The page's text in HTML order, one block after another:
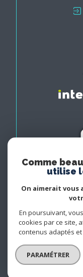
© 2026 | TOUS
NOS HONORAIRES
PLAN
Comme
utilise
On aimerait vous
En poursuivant,
cookies par ce site,
contenus adaptés
PARAMÉTRER